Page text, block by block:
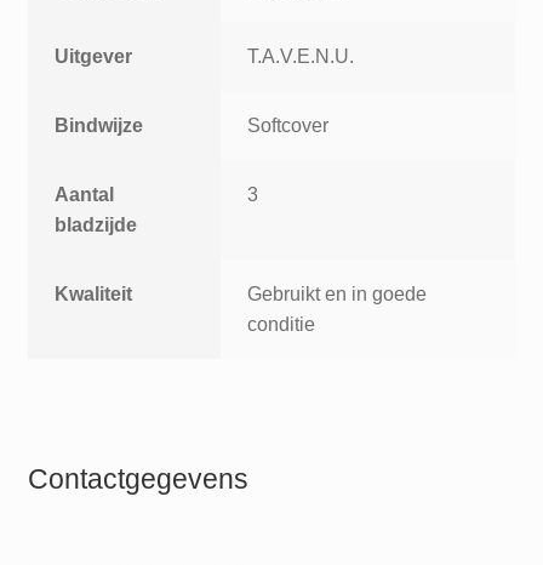
Uitgever T.A.V.E.N.U.
Bindwijze Softcover
Aantal
bladzijde
3
Kwaliteit
Gebruikt en in goede
conditie
Contactgegevens